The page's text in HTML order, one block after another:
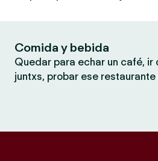
Comida y bebida
Quedar para echar un café, ir
juntxs, probar ese